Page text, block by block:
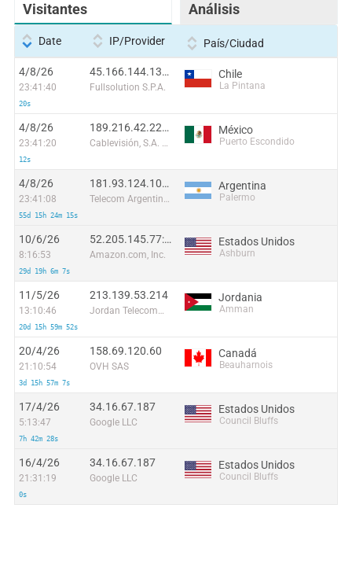
Visitantes Análisis
Date IP/Provider País/Ciudad
4/8/26
23:41:40
20s
45.166.144.138:51666
Fullsolution S.P.A.
Chile
La Pintana
4/8/26
23:41:20
12s
189.216.42.228:55669
Cablevisión, S.A. de C.V.
México
Puerto Escondido
4/8/26
23:41:08
55d 15h 24m 15s
181.93.124.101:40922
Telecom Argentina S.A.
Argentina
Palermo
10/6/26
8:16:53
29d 19h 6m 7s
52.205.145.77:36051
Amazon.com, Inc.
Estados Unidos
Ashburn
11/5/26
13:10:46
20d 15h 59m 52s
213.139.53.214
Jordan Telecommunications PSC
Jordania
Amman
20/4/26
21:10:54
3d 15h 57m 7s
158.69.120.60
OVH SAS
Canadá
Beauharnois
17/4/26
5:13:47
7h 42m 28s
34.16.67.187
Google LLC
Estados Unidos
Council Bluffs
16/4/26
21:31:19
0s
34.16.67.187
Google LLC
Estados Unidos
Council Bluffs